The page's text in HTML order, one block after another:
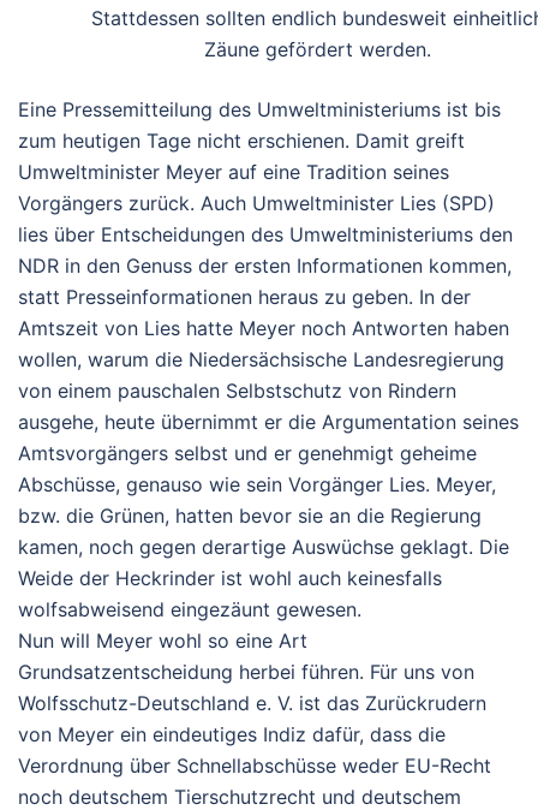
Stattdessen sollten endlich bundesweit
Zäune gefördert werden.
Eine Pressemitteilung des Umweltministeriums ist bis
zum heutigen Tage nicht erschienen. Damit greift
Umweltminister Meyer auf eine Tradition seines
Vorgängers zurück. Auch Umweltminister Lies (SPD)
lies über Entscheidungen des Umweltministeriums den
NDR in den Genuss der ersten Informationen kommen,
statt Presseinformationen heraus zu geben. In der
Amtszeit von Lies hatte Meyer noch Antworten haben
wollen, warum die Niedersächsische Landesregierung
von einem pauschalen Selbstschutz von Rindern
ausgehe, heute übernimmt er die Argumentation seines
Amtsvorgängers selbst und er genehmigt geheime
Abschüsse, genauso wie sein Vorgänger Lies. Meyer,
bzw. die Grünen, hatten bevor sie an die Regierung
kamen, noch gegen derartige Auswüchse geklagt. Die
Weide der Heckrinder ist wohl auch keinesfalls
wolfsabweisend eingezäunt gewesen.
Nun will Meyer wohl so eine Art
Grundsatzentscheidung herbei führen. Für uns von
Wolfsschutz-Deutschland e. V. ist das Zurückrudern
von Meyer ein eindeutiges Indiz dafür, dass die
Verordnung über Schnellabschüsse weder EU-Recht
noch deutschem Tierschutzrecht und deutschem